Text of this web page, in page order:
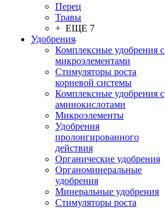
Перец
Травы
+ ЕЩЕ 7
Удобрения
Комплексные удобрения с
микроэлементами
Стимуляторы роста
корневой системы
Комплексные удобрения с
аминокислотами
Микроэлементы
Удобрения
пролонгированного
действия
Органические удобрения
Органоминеральные
удобрения
Минеральные удобрения
Стимуляторы роста